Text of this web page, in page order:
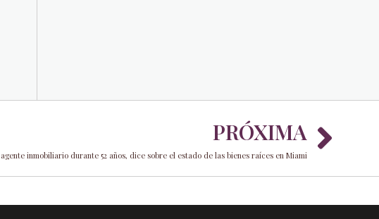
PRÓXIMA
inmobiliario durante 52 años, dice sobre el estado de las bienes raíces en Miami